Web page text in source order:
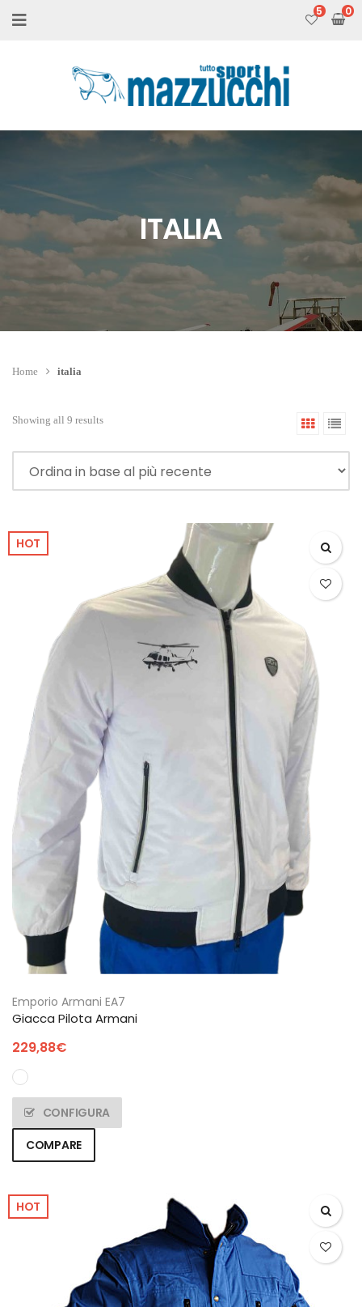
5
ITALIA
Home italia
Showing all 9 results
HOT
Emporio Armani EA7
Giacca Pilota Armani
229,88€
CONFIGURA
COMPARE
HOT